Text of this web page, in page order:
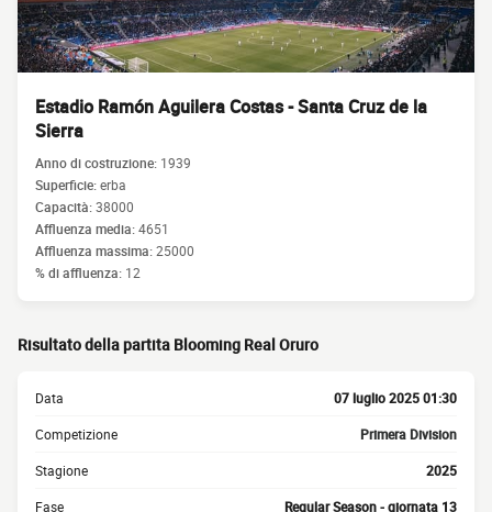
Estadio Ramón Aguilera Costas - Santa Cruz de la
Sierra
Anno di costruzione: 1939
Superficie:erba
Capacità:38000
Affluenza media:4651
Affluenza massima:25000
% di affluenza: 12
Risultato della partita Blooming Real Oruro
Data 07 luglio 2025 01:30
Competizione Primera Division
Stagione 2025
Fase Regular Season - giornata 13